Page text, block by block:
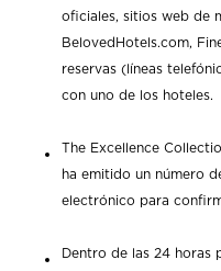
oficiales, sitios web de
BelovedHotels.com,
reservas (líneas
con uno de los hoteles.
The Excellence
ha emitido un número
electrónico para
Dentro de las 24 horas